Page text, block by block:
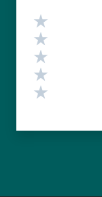
Valutazione